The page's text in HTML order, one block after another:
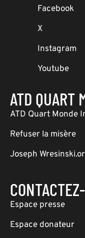
Facebook
X
Instagram
Youtube
ATD QUART
ATD Quart Monde
Refuser la misère
Joseph
Espace presse
Espace donateur